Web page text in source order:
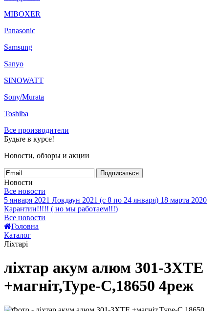
MIBOXER
Panasonic
Samsung
Sanyo
SINOWATT
Sony/Murata
Toshiba
Все производители
Будьте в курсе!
Новости, обзоры и акции
Подписаться
Новости
Все новости
5 января 2021 Локдаун 2021 (с 8 по 24 января) 18 марта 2020
Карантин!!!!! ( но мы работаем!!!)
Все новости
Головна
Каталог
Ліхтарі
ліхтар акум алюм 301-3XTE
+магніт,Type-C,18650 4реж